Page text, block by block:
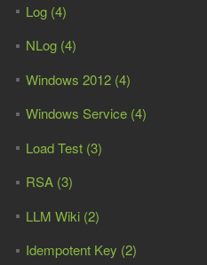
Log (4)
NLog (4)
Windows 2012 (4)
Windows Service (4)
Load Test (3)
RSA (3)
LLM Wiki (2)
Idempotent Key (2)